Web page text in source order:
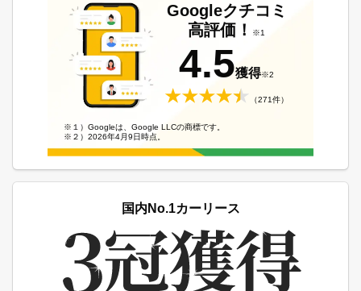
Googleクチコミ
高評価！
※1
4.5獲得※2
（271件）
※１）Googleは、Google LLCの商標です。
※２）2026年4月9日時点。
国内No.1カーリース